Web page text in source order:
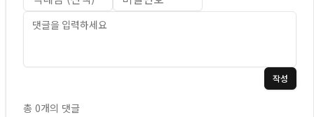
작성
총 0개의 댓글